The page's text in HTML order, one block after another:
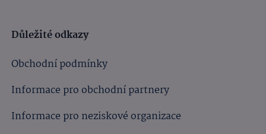
Důležité odkazy
Obchodní podmínky
Informace pro obchodní partnery
Informace pro neziskové organizace